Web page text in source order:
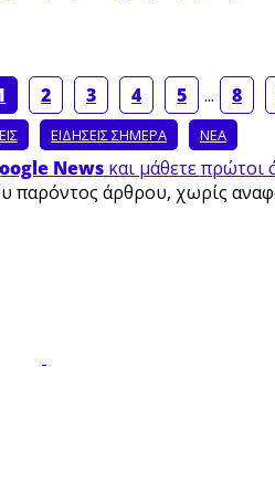
2 3 4 5 ... 8
ΕΙΔΗΣΕΙΣ ΣΗΜΕΡΑ ΝΕΑ
Newsκαι μάθετε πρώτοι
παρόντος άρθρου, χωρίς